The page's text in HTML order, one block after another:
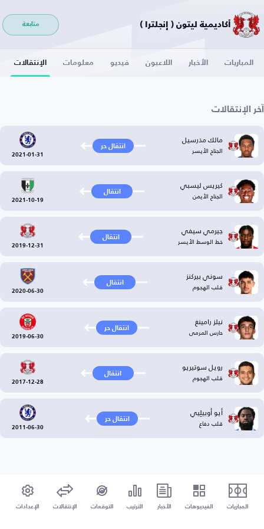
أكاديمية ليتون ( إنجلترا ) متابعة
المباريات الأخبار اللاعبون فيديو معلومات الإنتقالات
آخر الإنتقالات
مالك مذرسيل
الجناح الأيسر انتقال حر
2021-01-31
كيريس ليسبي
الجناح الأيمن انتقال
2021-10-19
جيرمي سيفي
خط الوسط الأيسر انتقال
2019-12-31
سوني بيركنز
قلب الهجوم انتقال
2020-06-30
نيلز رامينغ
حارس المرمى انتقال حر
2019-06-30
رويل سوتيريو
قلب الهجوم انتقال
2017-12-28
أيو أوبيلِيي
قلب دفاع انتقال حر
2011-06-30
المباريات الفيديوهات الأخبار الترتيب التوقعات الإنتقالات الإعدادات